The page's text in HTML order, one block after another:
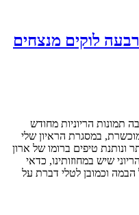
לוקים מנצחים
תמונות הריוניות מחודש
במסגרת הראיון שלי
ונותנת טיפים ברומו של ארון
שיש במחוזותינו, כדאי
הבמה וכמובן לטלי דברת על